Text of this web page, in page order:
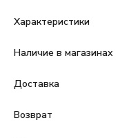
Характеристики
Наличие в магазинах
Доставка
Возврат